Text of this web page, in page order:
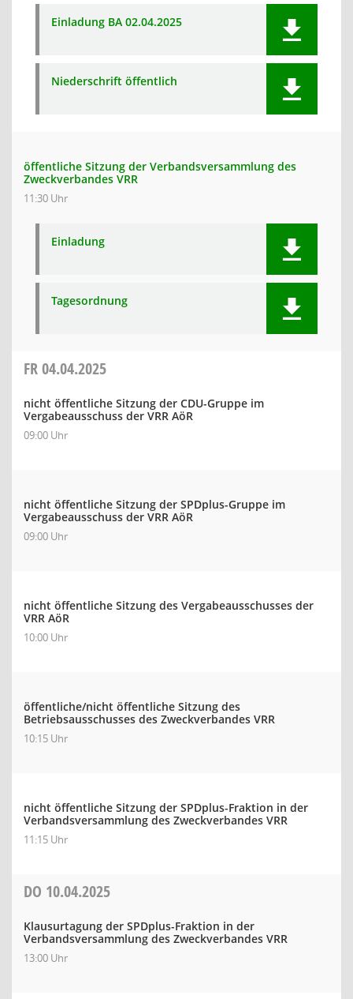
Einladung BA 02.04.2025
Niederschrift öffentlich
öffentliche Sitzung der Verbandsversammlung des
Zweckverbandes VRR
11:30 Uhr
Einladung
Tagesordnung
FR04.04.2025
nicht öffentliche Sitzung der CDU-Gruppe im
Vergabeausschuss der VRR AöR
09:00 Uhr
nicht öffentliche Sitzung der SPDplus-Gruppe im
Vergabeausschuss der VRR AöR
09:00 Uhr
nicht öffentliche Sitzung des Vergabeausschusses der
VRR AöR
10:00 Uhr
öffentliche/nicht öffentliche Sitzung des
Betriebsausschusses des Zweckverbandes VRR
10:15 Uhr
nicht öffentliche Sitzung der SPDplus-Fraktion in der
Verbandsversammlung des Zweckverbandes VRR
11:15 Uhr
DO 10.04.2025
Klausurtagung der SPDplus-Fraktion in der
Verbandsversammlung des Zweckverbandes VRR
13:00 Uhr